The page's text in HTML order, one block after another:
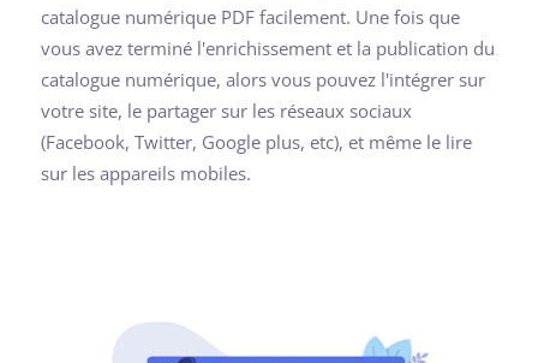
catalogue numérique PDF facilement. Une fois que
vous avez terminé l'enrichissement et la publication du
catalogue numérique, alors vous pouvez l'intégrer sur
votre site, le partager sur les réseaux sociaux
(Facebook, Twitter, Google plus, etc), et même le lire
sur les appareils mobiles.